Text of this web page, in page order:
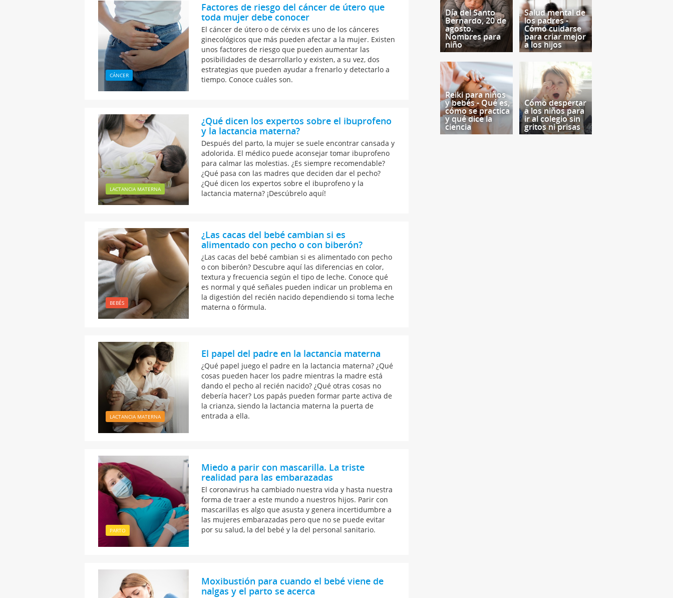
CÁNCER
Factores de riesgo del cáncer de útero que
toda mujer debe conocer
El cáncer de útero o de cérvix es uno de los cánceres
ginecológicos que más pueden afectar a la mujer. Existen
unos factores de riesgo que pueden aumentar las
posibilidades de desarrollarlo y existen, a su vez, dos
estrategias que pueden ayudar a frenarlo y detectarlo a
tiempo. Conoce cuáles son.
LACTANCIA MATERNA
¿Qué dicen los expertos sobre el ibuprofeno
y la lactancia materna?
Después del parto, la mujer se suele encontrar cansada y
adolorida. El médico puede aconsejar tomar ibuprofeno
para calmar las molestias. ¿Es siempre recomendable?
¿Qué pasa con las madres que deciden dar el pecho?
¿Qué dicen los expertos sobre el ibuprofeno y la
lactancia materna? ¡Descúbrelo aquí!
BEBÉS
¿Las cacas del bebé cambian si es
alimentado con pecho o con biberón?
¿Las cacas del bebé cambian si es alimentado con pecho
o con biberón? Descubre aquí las diferencias en color,
textura y frecuencia según el tipo de leche. Conoce qué
es normal y qué señales pueden indicar un problema en
la digestión del recién nacido dependiendo si toma leche
materna o fórmula.
LACTANCIA MATERNA
El papel del padre en la lactancia materna
¿Qué papel juego el padre en la lactancia materna? ¿Qué
cosas pueden hacer los padre mientras la madre está
dando el pecho al recién nacido? ¿Qué otras cosas no
debería hacer? Los papás pueden formar parte activa de
la crianza, siendo la lactancia materna la puerta de
entrada a ella.
PARTO
Miedo a parir con mascarilla. La triste
realidad para las embarazadas
El coronavirus ha cambiado nuestra vida y hasta nuestra
forma de traer a este mundo a nuestros hijos. Parir con
mascarillas es algo que asusta y genera incertidumbre a
las mujeres embarazadas pero que no se puede evitar
por su salud, la del bebé y la del personal sanitario.
Moxibustión para cuando el bebé viene de
nalgas y el parto se acerca
Día del Santo
Bernardo, 20 de
agosto.
Nombres para
niño
Salud mental de
los padres -
Cómo cuidarse
para criar mejor
a los hijos
Reiki para niños
y bebés - Qué es,
cómo se practica
y qué dice la
ciencia
Cómo despertar
a los niños para
ir al colegio sin
gritos ni prisas